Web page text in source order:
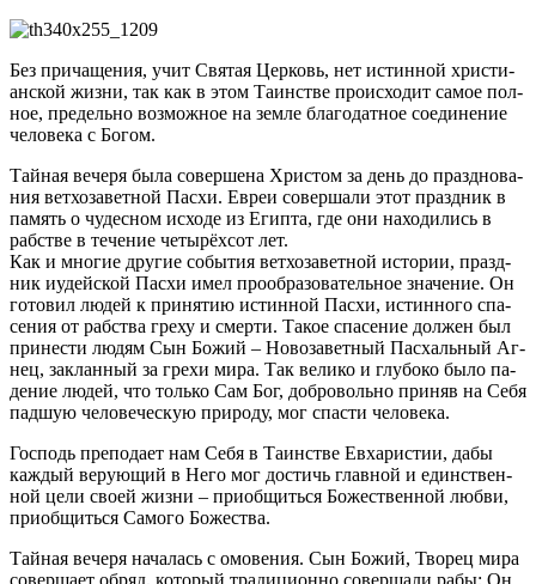
Без при­ча­ще­ния, учит Свя­тая Цер­ковь, нет ис­тин­ной хри­сти­
ан­ской жиз­ни, так как в этом Та­ин­стве про­ис­хо­дит са­мое пол­
ное, пре­дель­но воз­мож­ное на зем­ле бла­го­дат­ное со­еди­не­ние
че­ло­ве­ка с Бо­гом.
Тай­ная ве­че­ря бы­ла со­вер­ше­на Хри­стом за день до празд­но­ва­
ния вет­хо­за­вет­ной Пас­хи. Евреи со­вер­ша­ли этот празд­ник в
па­мять о чу­дес­ном ис­хо­де из Егип­та, где они на­хо­ди­лись в
раб­стве в те­че­ние че­ты­рёх­сот лет.
Как и мно­гие дру­гие со­бы­тия вет­хо­за­вет­ной ис­то­рии, празд­
ник иудей­ской Пас­хи имел про­об­ра­зо­ва­тель­ное зна­че­ние. Он
го­то­вил лю­дей к при­ня­тию ис­тин­ной Пас­хи, ис­тин­но­го спа­
се­ния от раб­ства гре­ху и смер­ти. Та­кое спа­се­ние дол­жен был
при­не­сти лю­дям Сын Бо­жий – Но­во­за­вет­ный Пас­халь­ный Аг­
нец, за­клан­ный за гре­хи ми­ра. Так ве­ли­ко и глу­бо­ко бы­ло па­
де­ние лю­дей, что толь­ко Сам Бог, доб­ро­воль­но при­няв на Се­бя
пад­шую че­ло­ве­че­скую при­ро­ду, мог спа­сти че­ло­ве­ка.
Гос­подь пре­по­да­ет нам Се­бя в Та­ин­стве Ев­ха­ри­стии, дабы
каж­дый ве­ру­ю­щий в Него мог до­стичь глав­ной и един­ствен­
ной це­ли сво­ей жиз­ни – при­об­щить­ся Бо­же­ствен­ной люб­ви,
при­об­щить­ся Са­мо­го Бо­же­ства.
Тай­ная ве­че­ря на­ча­лась с омо­ве­ния. Сын Бо­жий, Тво­рец ми­ра
со­вер­ша­ет об­ряд, ко­то­рый тра­ди­ци­он­но со­вер­ша­ли ра­бы: Он